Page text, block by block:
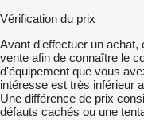
Vérification du prix
Avant d'effectuer un achat,
vente afin de connaître le
d'équipement que vous
intéresse est très inférieur
Une différence de prix
défauts cachés ou une